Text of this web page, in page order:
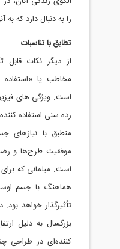
را به دنبال دارد که
تطابق با تناسبات
از دیگر نکات
مخاطب يا
است. ويژگی های
رده سنی استفاده
منطبق با
موفقيت طرح‌ها و
است. مبلمانی که
هماهنگ با جسم
تأثيرگذار خواهد
بزرگسال به دليل
کننده‌ای در طراحی